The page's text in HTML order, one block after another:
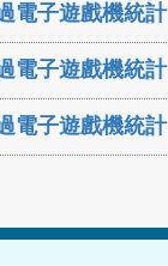
電子遊戲機統計
電子遊戲機統計
電子遊戲機統計